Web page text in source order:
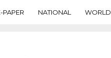
PAPER NATIONAL WORLD